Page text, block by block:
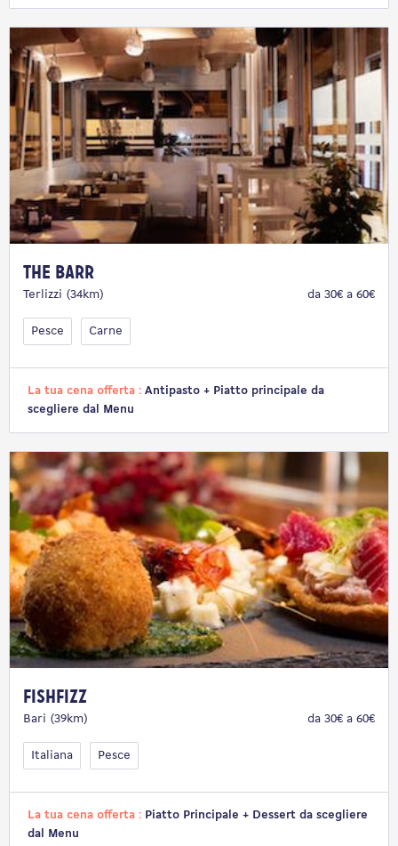
The Barr
Terlizzi (34km) da 30€ a 60€
Pesce Carne
La tua cena offerta : Antipasto + Piatto principale da
scegliere dal Menu
FISHFIZZ
Bari (39km) da 30€ a 60€
Italiana Pesce
La tua cena offerta : Piatto Principale + Dessert da scegliere
dal Menu